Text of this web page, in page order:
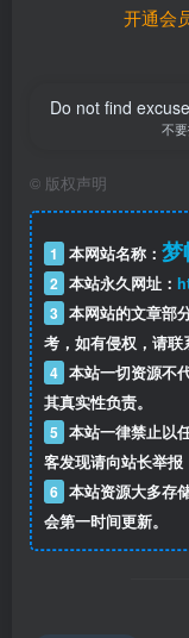
开通会
Do not find
不
© 版权声明
1 本网站名称： 梦
2 本站永久网址：
3 本网站的文章部
考，如有侵权，请联
4 本站一切资源不
其真实性负责。
5 本站一律禁止以
客发现请向站长举报
6 本站资源大多存
会第一时间更新。